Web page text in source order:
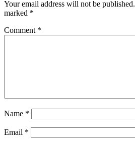
Your email address will not be published.
marked *
Comment *
Name *
Email *